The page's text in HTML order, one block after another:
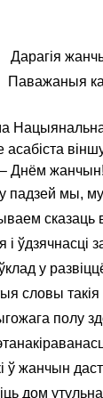
Дарагія
Паважаныя
асабіста
Днём жанчын!
падзей мы,
і ўдзячнасці
у
словы
полу
ў жанчын
дом